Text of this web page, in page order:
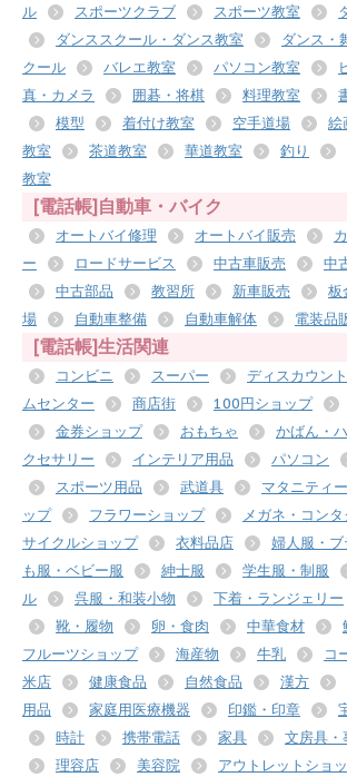
ル
スポーツクラブ スポーツ教室
ダンススクール・ダンス教室
ダンス・
クール
バレエ教室 パソコン教室
真・カメラ
囲碁・将棋 料理教室
模型
着付け教室 空手道場 絵
教室
茶道教室 華道教室 釣り
教室
[電話帳]自動車・バイク
オートバイ修理 オートバイ販売
ー
ロードサービス 中古車販売
中
中古部品
教習所 新車販売 板
場
自動車整備 自動車解体 電装品
[電話帳]生活関連
コンビニ スーパー ディスカウン
ムセンター
商店街 100円ショップ
金券ショップ
おもちゃ かばん・
クセサリー
インテリア用品 パソコン
スポーツ用品
武道具 マタニティー
ップ
フラワーショップ メガネ・コン
サイクルショップ
衣料品店 婦人服・ブ
も服・ベビー服
紳士服 学生服・制服
ル
呉服・和装小物 下着・ランジェリー
靴・履物
卵・食肉 中華食材
フルーツショップ
海産物 牛乳 コ
米店
健康食品 自然食品 漢方
用品
家庭用医療機器 印鑑・印章
時計
携帯電話 家具 文房具・
理容店
美容院 アウトレットショ